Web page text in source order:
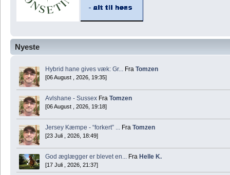
Nyeste
Hybrid hane gives væk: Gr... Fra Tomzen
[06 August , 2026, 19:35]
Avlshane - Sussex Fra Tomzen
[06 August , 2026, 19:18]
Jersey Kæmpe - “forkert” ... Fra Tomzen
[23 Juli , 2026, 18:49]
God æglægger er blevet en... Fra Helle K.
[17 Juli , 2026, 21:37]